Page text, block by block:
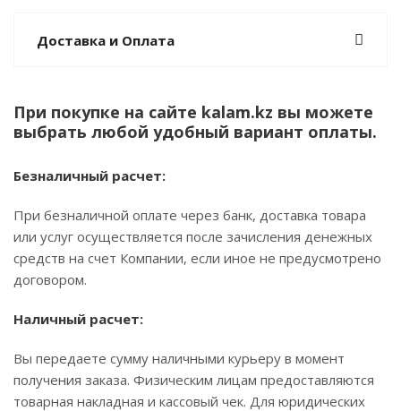
Доставка и Оплата
При покупке на сайте kalam.kz вы можете
выбрать любой удобный вариант оплаты.
Безналичный расчет:
При безналичной оплате через банк, доставка товара
или услуг осуществляется после зачисления денежных
средств на счет Компании, если иное не предусмотрено
договором.
Наличный расчет:
Вы передаете сумму наличными курьеру в момент
получения заказа. Физическим лицам предоставляются
товарная накладная и кассовый чек. Для юридических